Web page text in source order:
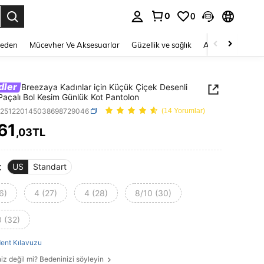
0 0
Mücevher Ve Aksesuarlar Güzellik ve sağlık Ayakkabı
Breezaya Kadınlar için Küçük Çiçek Desenli
Bol Kesim Günlük Kot Pantolon
(14 Yorumlar)
AND AVAILABILITY
,03TL
US Standart
4 (27) 4 (28) 8/10 (30)
(32)
Kılavuzu
değil mi? Bedeninizi söyleyin